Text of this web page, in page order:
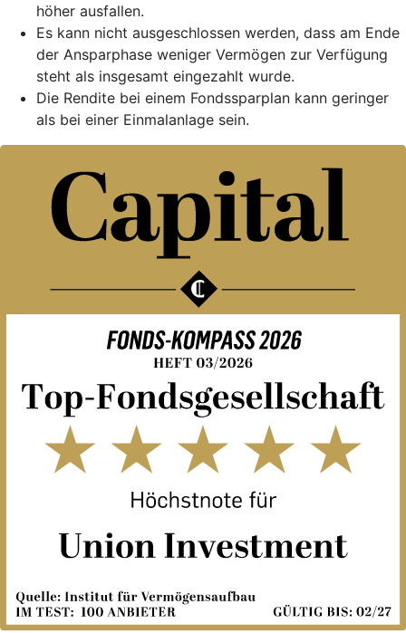
höher ausfallen.
Es kann nicht ausgeschlossen werden, dass am Ende
der Ansparphase weniger Vermögen zur Verfügung
steht als insgesamt eingezahlt wurde.
Die Rendite bei einem Fondssparplan kann geringer
als bei einer Einmalanlage sein.